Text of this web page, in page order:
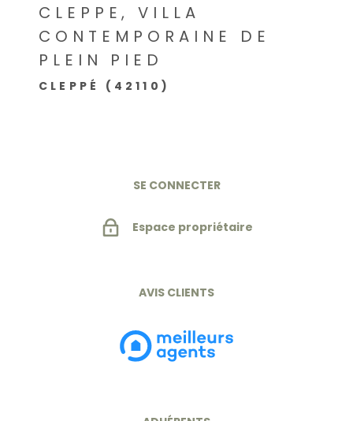
CLEPPE, VILLA
CONTEMPORAINE DE
PLEIN PIED
CLEPPÉ (42110)
SE CONNECTER
Espace propriétaire
AVIS CLIENTS